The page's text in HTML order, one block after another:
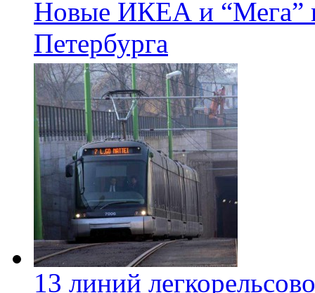
Новые ИКЕА и “Мега”
Петербурга
13 линий